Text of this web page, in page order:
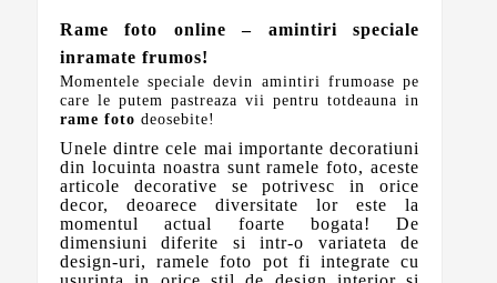
Rame foto online – amintiri speciale
inramate frumos!
Momentele speciale devin amintiri frumoase pe
care le putem pastreaza vii pentru totdeauna in
rame foto deosebite!
Unele dintre cele mai importante decoratiuni
din locuinta noastra sunt ramele foto, aceste
articole decorative se potrivesc in orice
decor, deoarece diversitate lor este la
momentul actual foarte bogata! De
dimensiuni diferite si intr-o variateta de
design-uri, ramele foto pot fi integrate cu